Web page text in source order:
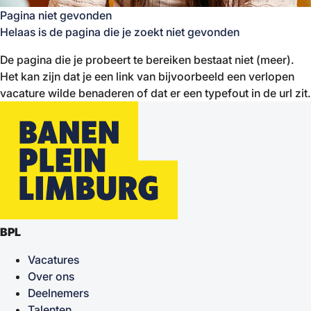
Pagina niet gevonden
Helaas is de pagina die je zoekt niet gevonden
De pagina die je probeert te bereiken bestaat niet (meer).
Het kan zijn dat je een link van bijvoorbeeld een verlopen
vacature wilde benaderen of dat er een typefout in de url zit.
BPL
Vacatures
Over ons
Deelnemers